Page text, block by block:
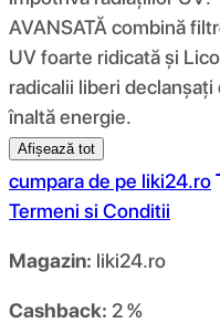
AVANSATĂ combină
UV foarte ridicată și
radicalii liberi
înaltă energie.
Afișează tot
cumpara de pe liki24.ro
Termeni si Conditii
Magazin: liki24.ro
Cashback: 2 %